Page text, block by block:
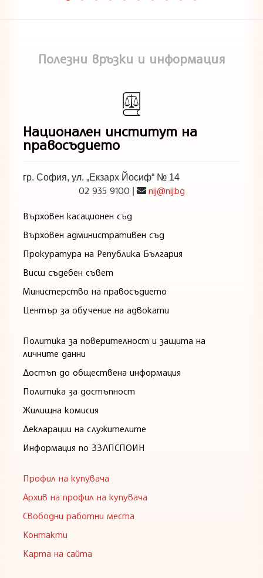
Полезни връзки и информация
Национален институт на
правосъдието
гр. София, ул. „Екзарх Йосиф“ № 14
02 935 9100 nij@nij.bg
Върховен касационен съд
Върховен административен съд
Прокуратура на Република България
Висш съдебен съвет
Министерство на правосъдието
Център за обучение на адвокати
Политика за поверителност и защита на
личните данни
Достъп до обществена информация
Политика за достъпност
Жилищна комисия
Декларации на служителите
Информация по ЗЗЛПСПОИН
Профил на купувача
Архив на профил на купувача
Свободни работни места
Контакти
Карта на сайта